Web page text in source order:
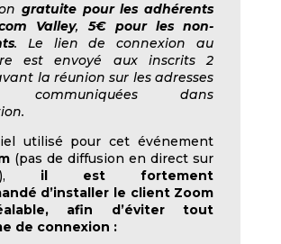
gratuite pour les adhérents
Valley, 5€ pour les non-
. Le lien de connexion au
est envoyé aux inscrits 2
la réunion sur les adresses
communiquées dans
utilisé pour cet événement
(pas de diffusion en direct sur
il est fortement
d’installer le client Zoom
afin d’éviter tout
de connexion :